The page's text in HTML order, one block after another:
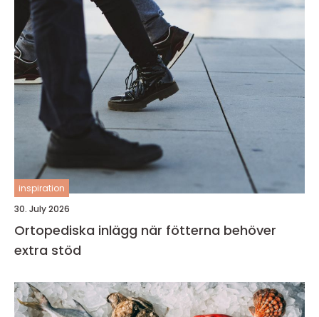
inspiration
30. July 2026
Ortopediska inlägg när fötterna behöver
extra stöd